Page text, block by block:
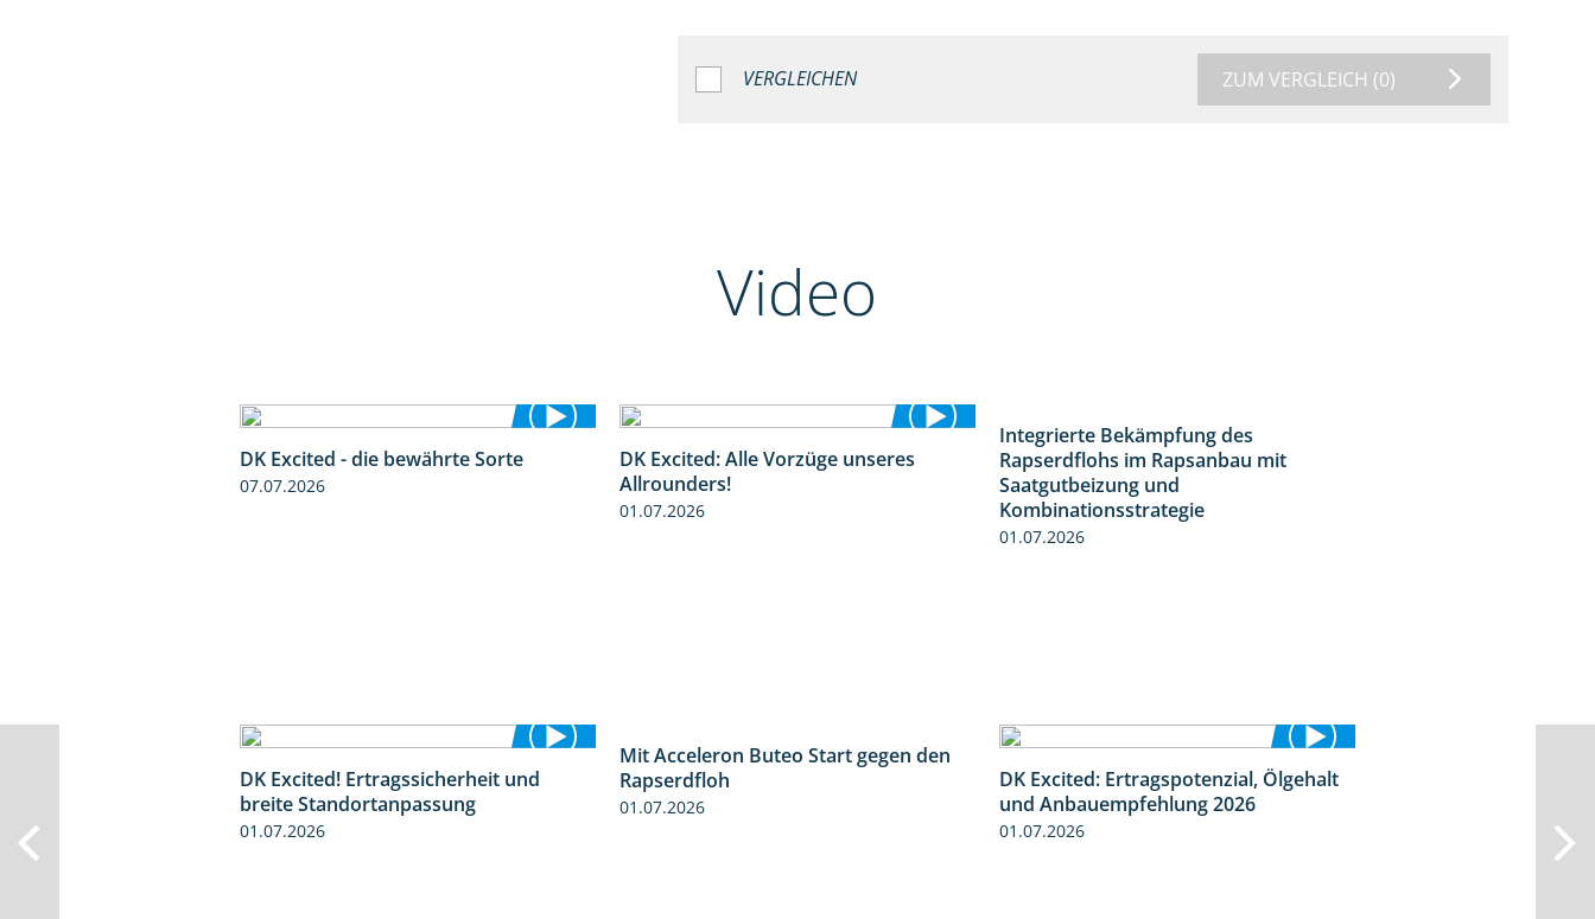
VERGLEICHEN ZUM VERGLEICH (0)
Video
DK Excited - die bewährte Sorte
07.07.2026
DK Excited: Alle Vorzüge unseres
Allrounders!
01.07.2026
Integrierte Bekämpfung des
Rapserdflohs im Rapsanbau mit
Saatgutbeizung und
Kombinationsstrategie
01.07.2026
2:41
DK Excited! Ertragssicherheit und
breite Standortanpassung
01.07.2026
Mit Acceleron Buteo Start gegen den
Rapserdfloh
01.07.2026
1:46
DK Excited: Ertragspotenzial, Ölgehalt
und Anbauempfehlung 2026
01.07.2026